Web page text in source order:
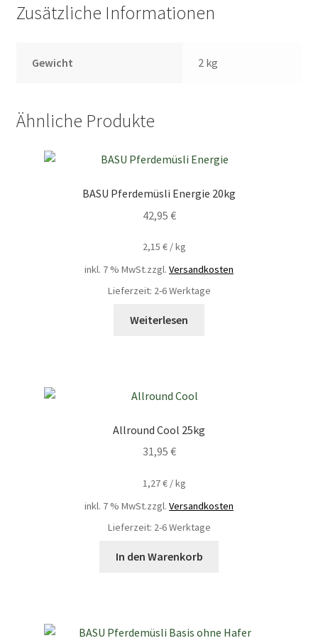
Zusätzliche Informationen
Gewicht 2 kg
Ähnliche Produkte
BASU Pferdemüsli Energie 20kg
42,95 €
2,15 €/kg
inkl. 7 % MwSt.zzgl. Versandkosten
Lieferzeit: 2-6 Werktage
Weiterlesen
Allround Cool 25kg
31,95 €
1,27€/kg
inkl. 7 % MwSt.zzgl. Versandkosten
Lieferzeit: 2-6 Werktage
In den Warenkorb